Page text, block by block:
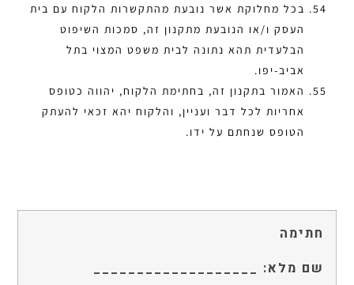
בכל מחלוקת אשר נובעת מהתקשרות הלקוח עם בית
העסק ו/או הנובעת מתקנון זה, סמכות השיפוט
הבלעדית תהא נתונה לבית משפט המצוי בתל
אביב-יפו.
האמור בתקנון זה, בחתימת הלקוח, יהווה כטופס
אחריות לכל דבר ועניין, והלקוח יהא זכאי להעתק
הטופס שנחתם על ידו.
חתימה
שם מלא: ___________________